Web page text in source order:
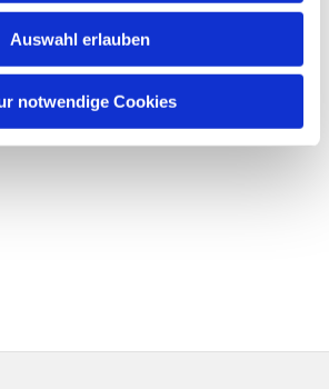
Auswahl erlauben
notwendige Cookies